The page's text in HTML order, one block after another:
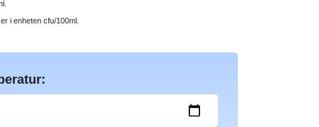
i enheten cfu/100ml.